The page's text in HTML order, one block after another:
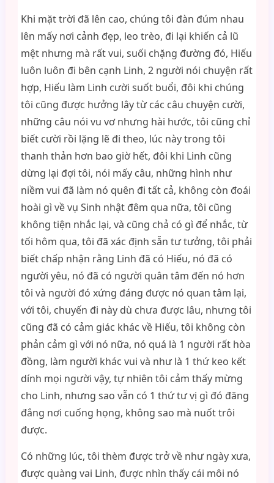
Khi mặt trời đã lên cao, chúng tôi đàn đúm nhau
lên mấy nơi cảnh đẹp, leo trèo, đi lại khiến cả lũ
mệt nhưng mà rất vui, suối chặng đường đó, Hiếu
luôn luôn đi bên cạnh Linh, 2 người nói chuyện rất
hợp, Hiếu làm Linh cười suốt buổi, đôi khi chúng
tôi cũng được hưởng lây từ các câu chuyện cười,
những câu nói vu vơ nhưng hài hước, tôi cũng chỉ
biết cười rồi lặng lẽ đi theo, lúc này trong tôi
thanh thản hơn bao giờ hết, đôi khi Linh cũng
dừng lại đợi tôi, nói mấy câu, những hình như
niềm vui đã làm nó quên đi tất cả, không còn đoái
hoài gì về vụ Sinh nhật đêm qua nữa, tôi cũng
không tiện nhắc lại, và cũng chả có gì để nhắc, từ
tối hôm qua, tôi đã xác định sẵn tư tưởng, tôi phải
biết chấp nhận rằng Linh đã có Hiếu, nó đã có
người yêu, nó đã có người quân tâm đến nó hơn
tôi và người đó xứng đáng được nó quan tâm lại,
với tôi, chuyến đi này dù chưa được lâu, nhưng tôi
cũng đã có cảm giác khác về Hiếu, tôi không còn
phản cảm gì với nó nữa, nó quá là 1 người rất hòa
đồng, làm người khác vui và như là 1 thứ keo kết
dính mọi người vậy, tự nhiên tôi cảm thấy mừng
cho Linh, nhưng sao vẫn có 1 thứ tư vị gì đó đăng
đắng nơi cuống họng, không sao mà nuốt trôi
được.
Có những lúc, tôi thèm được trở về như ngày xưa,
được quàng vai Linh, được nhìn thấy cái môi nó